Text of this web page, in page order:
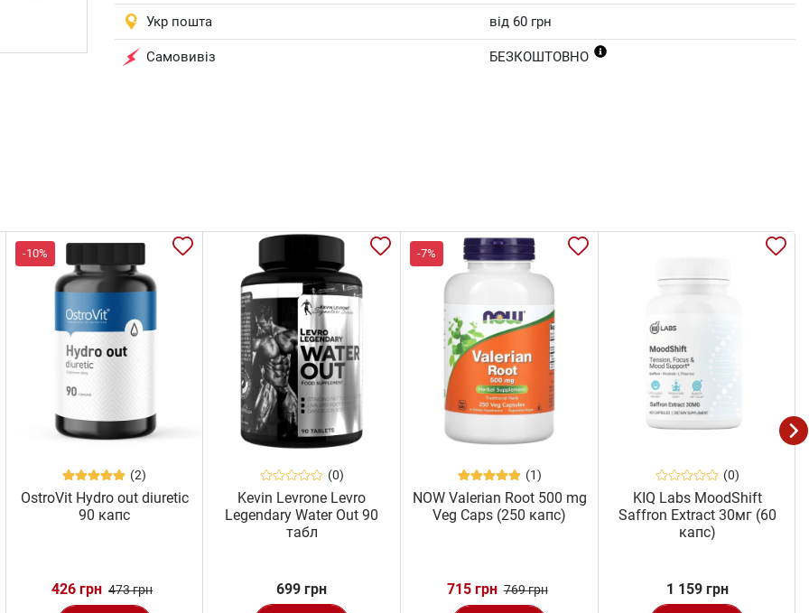
Укр пошта від 60 грн
Самовивіз БЕЗКОШТОВНО
-10%
(2)
OstroVit Hydro out diuretic
90 капс
426 грн 473 грн
(0)
Kevin Levrone Levro
Legendary Water Out 90
табл
699 грн
-7%
(1)
NOW Valerian Root 500 mg
Veg Caps (250 капс)
715 грн 769 грн
(0)
KIQ Labs MoodShift
Saffron Extract 30мг (60
капс)
1 159 грн